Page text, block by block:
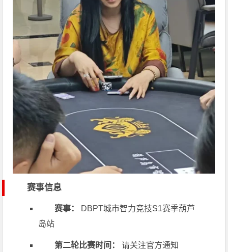
赛事信息
赛事：
DBPT城市智力竞技S1赛季葫芦
岛站
第二轮比赛时间： 请关注官方通知